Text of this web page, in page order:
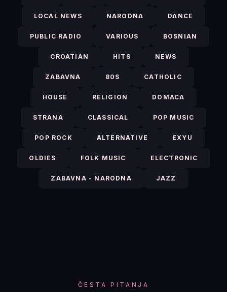
LOCAL NEWS NARODNA DANCE
PUBLIC RADIO VARIOUS BOSNIAN
CROATIAN HITS NEWS
ZABAVNA 80S CATHOLIC
HOUSE RELIGION DOMACA
STRANA CLASSICAL POP MUSIC
POP ROCK ALTERNATIVE EXYU
OLDIES FOLK MUSIC ELECTRONIC
ZABAVNA - NARODNA JAZZ
ČESTA PITANJA